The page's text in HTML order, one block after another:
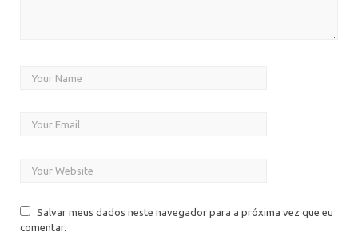
Salvar meus dados neste navegador para a próxima vez que eu
comentar.